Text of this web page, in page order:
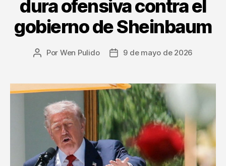
dura ofensiva contra el
gobierno de Sheinbaum
Por Wen Pulido 9 de mayo de 2026